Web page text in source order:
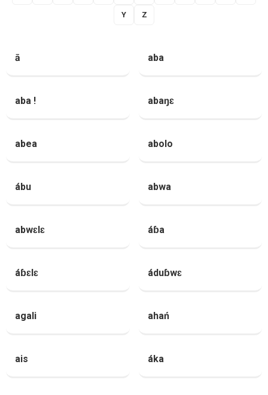
Y Z
ā aba
aba ! abaŋɛ
abea abolo
ábu abwa
abwɛlɛ áɓa
áɓɛlɛ áduɓwɛ
agali ahań
ais áka